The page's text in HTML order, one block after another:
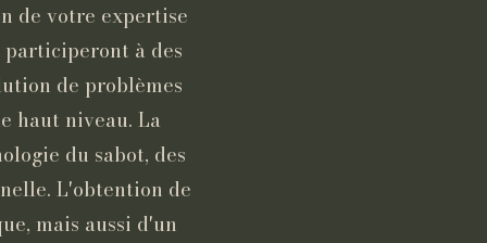
de votre expertise
à des
de problèmes
haut niveau. La
du sabot, des
L'obtention de
mais aussi d'un